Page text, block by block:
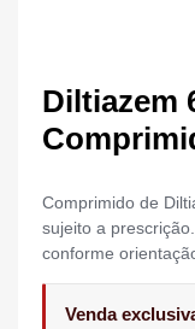
Diltiazem
Comprimido de
sujeito a
conforme
Venda